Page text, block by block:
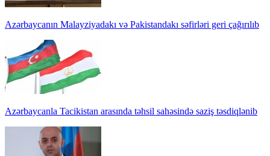
Azərbaycanın Malayziyadakı və Pakistandakı səfirləri geri çağırılıb
Azərbaycanla Tacikistan arasında təhsil sahəsində saziş təsdiqlənib